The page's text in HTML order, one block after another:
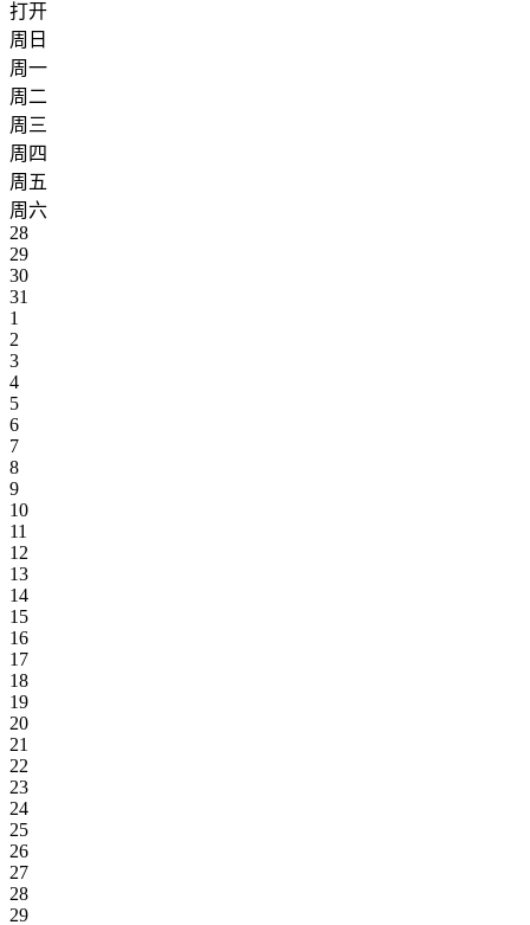
打开
周日
周一
周二
周三
周四
周五
周六
28
29
30
31
1
2
3
4
5
6
7
8
9
10
11
12
13
14
15
16
17
18
19
20
21
22
23
24
25
26
27
28
29